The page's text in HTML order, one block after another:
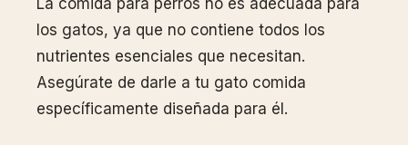
La comida para perros no es adecuada para
los gatos, ya que no contiene todos los
nutrientes esenciales que necesitan.
Asegúrate de darle a tu gato comida
específicamente diseñada para él.